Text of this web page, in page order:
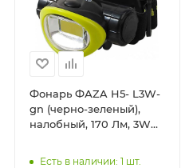
Фонарь ФАZA H5- L3W-
gn (черно-зеленый),
налобный, 170 Лм, 3W
Есть в наличии: 1 шт.